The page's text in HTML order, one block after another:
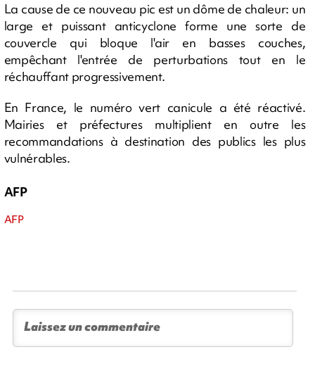
La cause de ce nouveau pic est un dôme de chaleur: un
large et puissant anticyclone forme une sorte de
couvercle qui bloque l'air en basses couches,
empêchant l'entrée de perturbations tout en le
réchauffant progressivement.
En France, le numéro vert canicule a été réactivé.
Mairies et préfectures multiplient en outre les
recommandations à destination des publics les plus
vulnérables.
AFP
AFP